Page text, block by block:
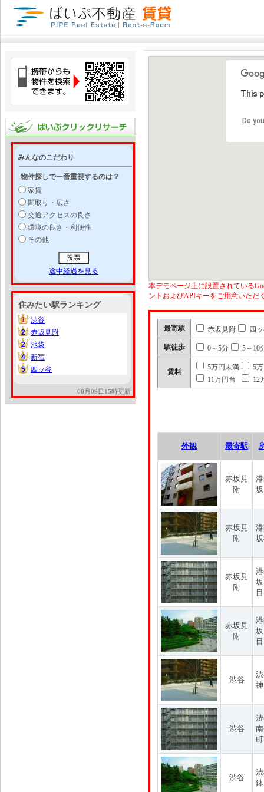
みんなのこだわり
物件探しで一番重視するのは？
家賃
間取り・広さ
交通アクセスの良さ
環境の良さ・利便性
その他
途中経過を見る
住みたい駅ランキング
1
1
渋谷
2
2
赤坂見附
2
2
池袋
4
4
新宿
5
5 四ッ谷
08月09日15時更新
This
Do
本デモページ上に設置されている
ントおよびAPIキーをご用意いただ
最寄駅 赤坂見附 四
駅徒歩 0～5分 5～10
賃料
5万円未満
5
11万円台
12
外観 最寄駅
赤坂見
附
赤坂見
附
赤坂見
附
目
赤坂見
附
目
渋谷
渋谷
渋谷